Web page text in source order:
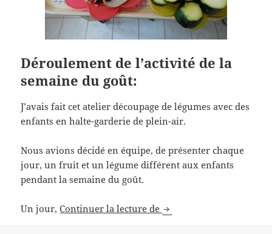
Déroulement de l’activité de la
semaine du goût:
J’avais fait cet atelier découpage de légumes avec des
enfants en halte-garderie de plein-air.
Nous avions décidé en équipe, de présenter chaque
jour, un fruit et un légume différent aux enfants
pendant la semaine du goût.
Un jour,Continuer la lecture de Activité semaine du